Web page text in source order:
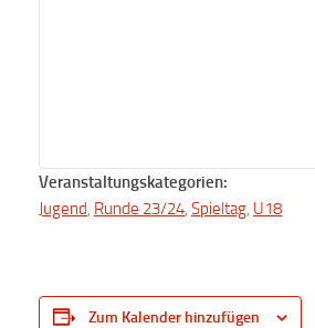
Veranstaltungskategorien:
Jugend Runde 23/24 Spieltag U18
Zum Kalender hinzufügen